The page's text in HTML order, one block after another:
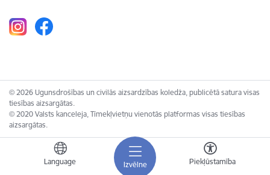
Izvēlne
Language Piekļūstamība
© 2026 Ugunsdrošības un civilās aizsardzības koledža, publicētā satura visas
tiesības aizsargātas.
© 2020 Valsts kanceleja, Tīmekļvietņu vienotās platformas visas tiesības
aizsargātas.